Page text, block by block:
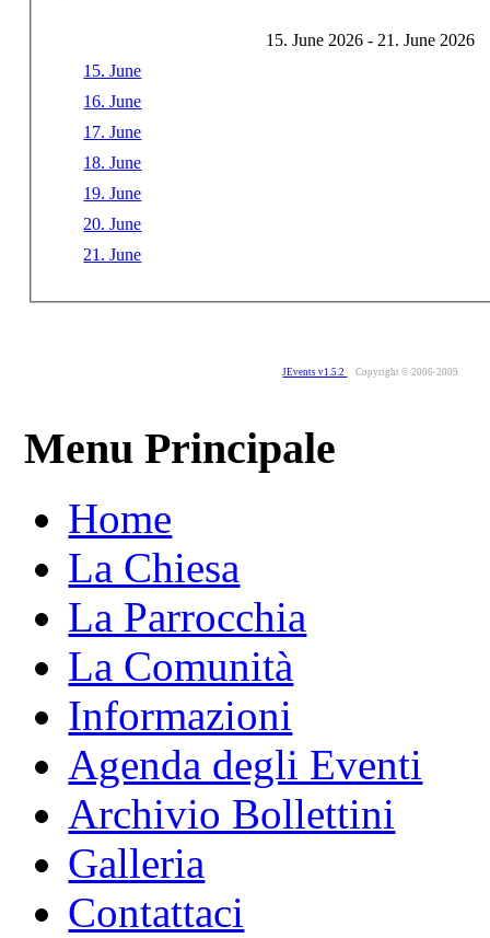
15. June 2026 - 21. June 2026
15. June
16. June
17. June
18. June
19. June
20. June
21. June
JEvents v1.5.2 Copyright © 2006-2009
Menu Principale
Home
La Chiesa
La Parrocchia
La Comunità
Informazioni
Agenda degli Eventi
Archivio Bollettini
Galleria
Contattaci